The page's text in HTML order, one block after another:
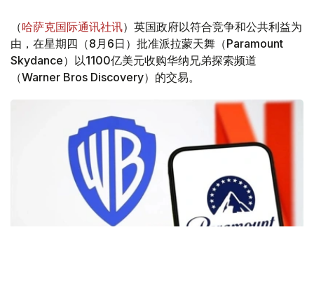
（哈萨克国际通讯社讯）英国政府以符合竞争和公共利益为
由，在星期四（8月6日）批准派拉蒙天舞（Paramount
Skydance）以1100亿美元收购华纳兄弟探索频道
（Warner Bros Discovery）的交易。